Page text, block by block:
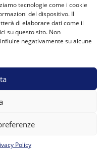
tecnologie come i cookie
del dispositivo. Il
di elaborare dati come il
su questo sito. Non
negativamente su alcune
Policy
presso 00UP s.r.l.s.